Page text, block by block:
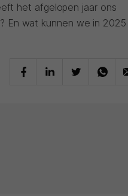
het afgelopen jaar ons
En wat kunnen we in 2025